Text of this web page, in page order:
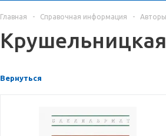
Главная - Справочная информация - Авторы
Вернуться